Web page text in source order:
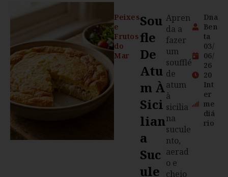
Peixes
e
Frutos
do
Mar
Sou
Fle
De
Atu
M À
Sici
Lian
A
Suc
Ule
Apren
da a
fazer
um
soufflé
de
atum
à
sicilia
na
sucule
nto,
aerad
o e
cheio
Dna
Ben
ta
03/
06/
26
20
Int
er
me
diá
rio